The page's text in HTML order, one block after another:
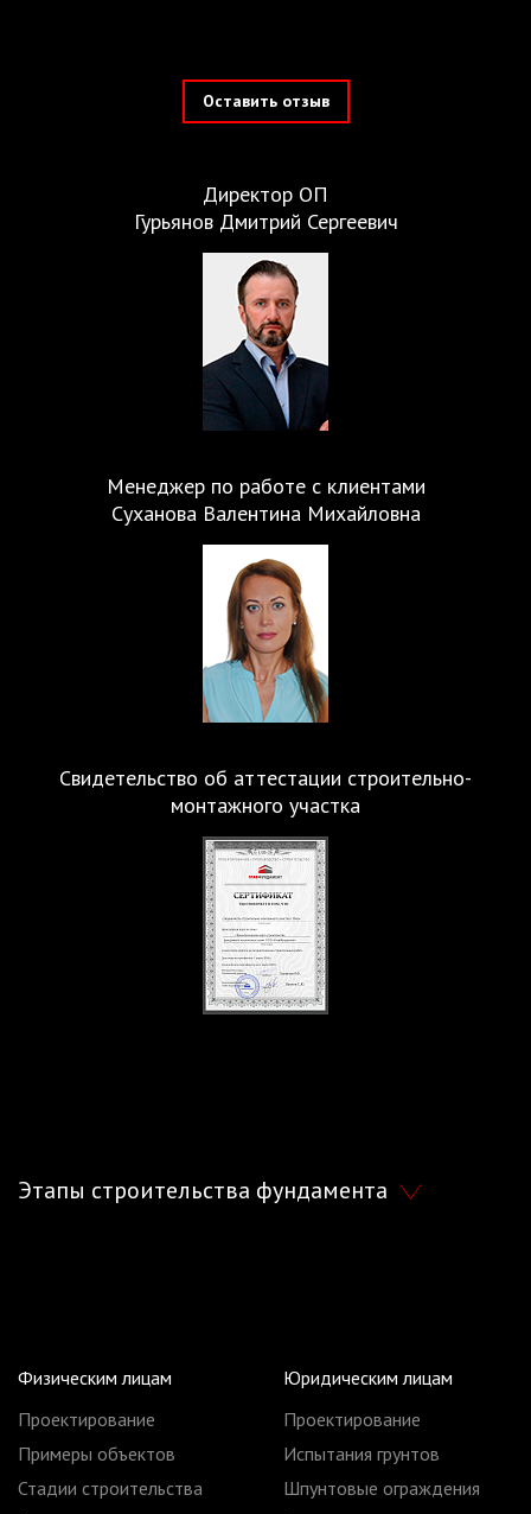
Оставить отзыв
Директор ОП
Гурьянов Дмитрий Сергеевич
Менеджер по работе с клиентами
Суханова Валентина Михайловна
Свидетельство об аттестации строительно-
монтажного участка
Этапы строительства фундамента
Физическим лицам
Проектирование
Примеры объектов
Стадии строительства
Юридическим лицам
Проектирование
Испытания грунтов
Шпунтовые ограждения